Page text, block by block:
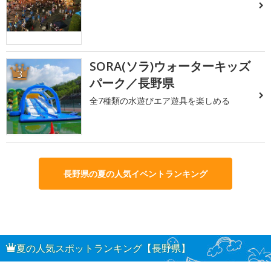
3
SORA(ソラ)ウォーターキッズ
パーク／長野県
全7種類の水遊びエア遊具を楽しめる
長野県の夏の人気イベントランキング
夏の人気スポットランキング【長野県】